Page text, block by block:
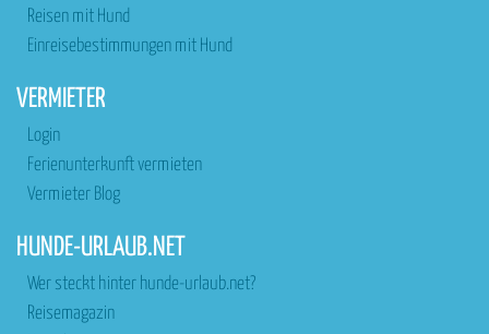
Reisen mit Hund
Einreisebestimmungen mit Hund
VERMIETER
Login
Ferienunterkunft vermieten
Vermieter Blog
HUNDE-URLAUB.NET
Wer steckt hinter hunde-urlaub.net?
Reisemagazin